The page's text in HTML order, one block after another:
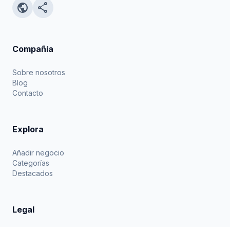
public share
Compañía
Sobre nosotros
Blog
Contacto
Explora
Añadir negocio
Categorías
Destacados
Legal